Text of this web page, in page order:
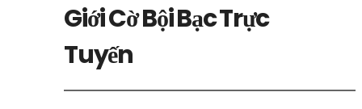
Giới Cờ Bội Bạc Trực
Tuyến